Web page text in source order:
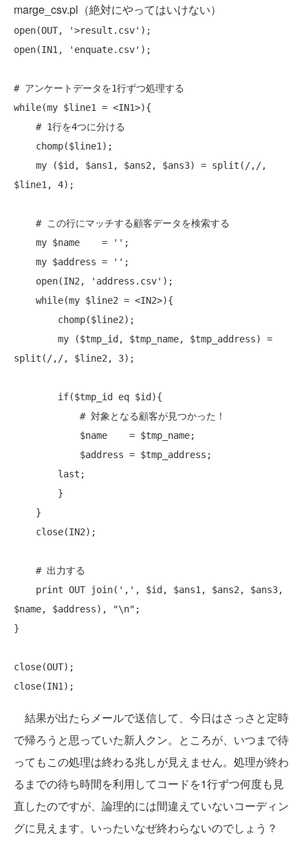
marge_csv.pl（絶対にやってはいけない）
open
open(IN1, 'enquate.csv');
# アンケートデータを1行ずつ処理する
while(my $line1 = <IN1>){
# 1行を4つに分ける
chomp($line1);
my ($id, $ans1, $ans2, $ans3) = split (/,/,
$line1, 4);
# この行にマッチする顧客データを検索する
my $name    = '';
my $address = '';
open(IN2, 'address.csv');
while(my $line2 = <IN2>){
chomp($line2);
my
split (/,/, $line2, 3);
if($tmp_id eq $id){
# 対象となる顧客が見つかった！
last ;
close(IN2);
# 出力する
print OUT join(',', $id, $ans1, $ans2, $ans3,
$name, $address),
"\n" ;
}
close
close
結果が出たらメールで送信して、今日はさっさと定時
で帰ろうと思っていた新人クン。ところが、いつまで待
ってもこの処理は終わる兆しが見えません。処理が終わ
るまでの待ち時間を利用してコードを1行ずつ何度も見
直したのですが、論理的には間違えていないコーディン
グに見えます。いったいなぜ終わらないのでしょう？